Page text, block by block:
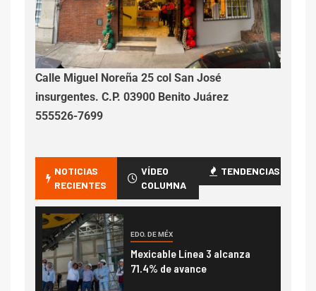
Calle Miguel Noreña 25 col San José
insurgentes. C.P. 03900 Benito Juárez
555526-7699
NOTICIAS
RECIENTES
VÍDEO
COLUMNA
TENDENCIAS
EDO. DE MÉX
Mexicable Línea 3 alcanza
71.4% de avance